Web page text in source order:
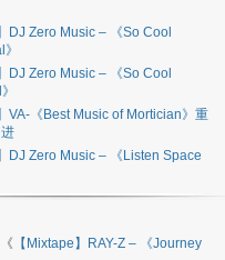
DJ Zero Music – 《So Cool
DJ Zero Music – 《So Cool
VA-《Best Music of Mortician》重
DJ Zero Music – 《Listen Space
【Mixtape】RAY-Z – 《Journey